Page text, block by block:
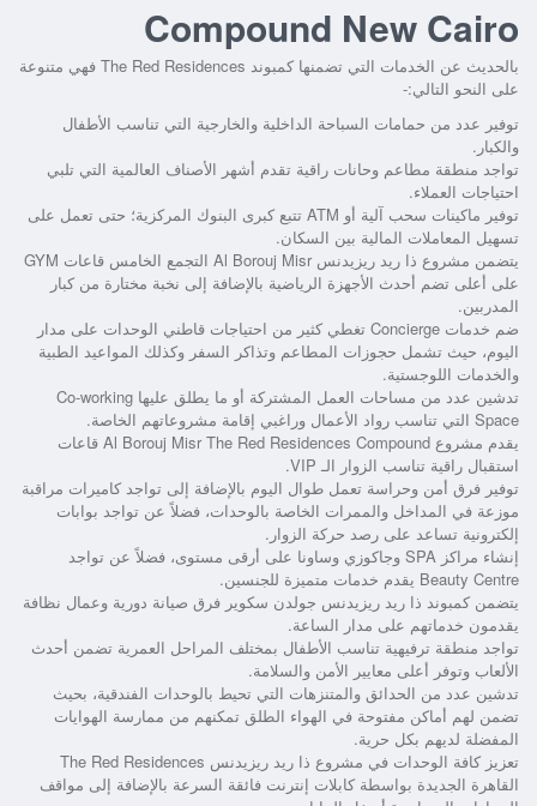
Compound New Cairo
بالحديث عن الخدمات التي تضمنها كمبوند The Red Residences
فهي متنوعة
على النحو التالي:-
توفير عدد من حمامات السباحة الداخلية والخارجية التي تناسب الأطفال
والكبار.
تواجد منطقة مطاعم وحانات راقية تقدم أشهر الأصناف العالمية التي تلبي
احتياجات العملاء.
توفير ماكينات سحب آلية أو ATM تتبع كبرى البنوك المركزية؛ حتى تعمل على
تسهيل المعاملات المالية بين السكان.
يتضمن مشروع ذا ريد ريزيدنس Al Borouj Misr التجمع الخامس
قاعات GYM
على أعلى تضم أحدث الأجهزة الرياضية بالإضافة إلى نخبة مختارة من كبار
المدربين.
ضم خدمات Concierge تغطي كثير من احتياجات قاطني الوحدات على مدار
اليوم، حيث تشمل حجوزات المطاعم وتذاكر السفر وكذلك المواعيد الطبية
والخدمات اللوجستية.
تدشين عدد من مساحات العمل المشتركة أو ما يطلق عليها Co-working
Space التي تناسب رواد الأعمال وراغبي إقامة مشروعاتهم الخاصة.
يقدم مشروع Al Borouj Misr The Red Residences Compound
قاعات
استقبال راقية تناسب الزوار الـ VIP.
توفير فرق أمن وحراسة تعمل طوال اليوم بالإضافة إلى تواجد كاميرات مراقبة
موزعة في المداخل والممرات الخاصة بالوحدات، فضلاً عن تواجد بوابات
إلكترونية تساعد على رصد حركة الزوار.
إنشاء مراكز SPA وجاكوزي وساونا على أرقى مستوى، فضلاً عن تواجد
Beauty Centre يقدم خدمات متميزة للجنسين.
يتضمن كمبوند ذا ريد ريزيدنس جولدن سكوير فرق صيانة دورية وعمال نظافة
يقدمون خدماتهم على مدار الساعة.
تواجد منطقة ترفيهية تناسب الأطفال بمختلف المراحل العمرية تضمن أحدث
الألعاب وتوفر أعلى معايير الأمن والسلامة.
تدشين عدد من الحدائق والمتنزهات التي تحيط بالوحدات الفندقية، بحيث
تضمن لهم أماكن مفتوحة في الهواء الطلق تمكنهم من ممارسة الهوايات
المفضلة لديهم بكل حرية.
تعزيز كافة الوحدات في
مشروع ذا ريد ريزيدنس The Red Residences
القاهرة الجديدة بواسطة كابلات إنترنت فائقة السرعة بالإضافة إلى مواقف